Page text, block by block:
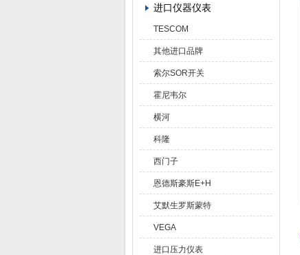
进口仪器仪表
TESCOM
其他进口品牌
索尔SOR开关
霍尼韦尔
横河
科隆
西门子
恩德斯豪斯E+H
艾默生罗斯蒙特
VEGA
进口压力仪表